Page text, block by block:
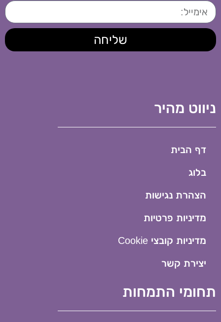
שליחה
ניווט מהיר
דף הבית
בלוג
הצהרת נגישות
מדיניות פרטיות
מדיניות קובצי Cookie​
יצירת קשר
תחומי התמחות